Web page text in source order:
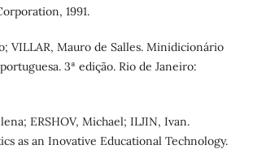
1991.
VILLAR, Mauro de Salles. Minidicionário
3ª edição. Rio de Janeiro:
ERSHOV, Michael; ILJIN, Ivan.
as an Inovative Educational Technology.